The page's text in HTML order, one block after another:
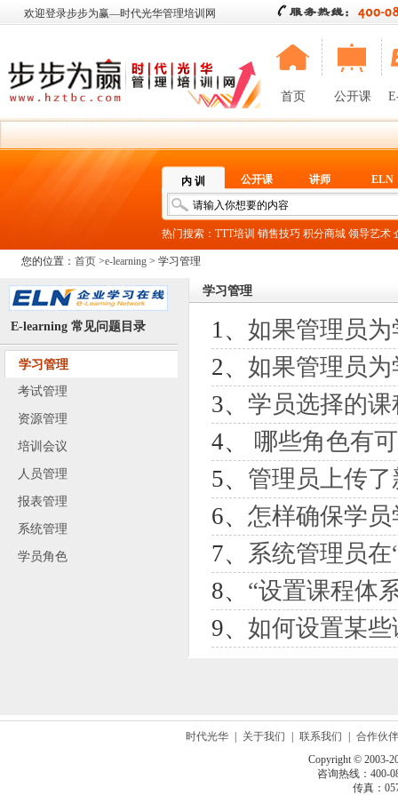
欢迎登录步步为赢—时代光华管理培训网
首页 公开课
内 训 公开课 讲师 ELN
热门搜索： TTT培训 销售技巧 积分商城 领导艺术
您的位置： 首页 >e-learning > 学习管理
E-learning 常见问题目录
学习管理
考试管理
资源管理
培训会议
人员管理
报表管理
系统管理
学员角色
学习管理
1、 如果管理员为学员“
2、 如果管理员为学员“
3、 学员选择的课
4、
哪些角色有
5、 管理员上传
6、 怎样确保学
7、 系统管理员在“学习过
8、 “设置课程体
9、 如何设置某些课
时代光华 关于我们 联系我们
合作伙伴
Copyright © 2003-
咨询热线：400-
传真：